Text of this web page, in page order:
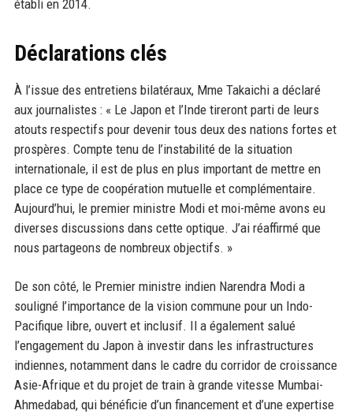
établi en 2014.
Déclarations clés
À l’issue des entretiens bilatéraux, Mme Takaichi a déclaré
aux journalistes : « Le Japon et l’Inde tireront parti de leurs
atouts respectifs pour devenir tous deux des nations fortes et
prospères. Compte tenu de l’instabilité de la situation
internationale, il est de plus en plus important de mettre en
place ce type de coopération mutuelle et complémentaire.
Aujourd’hui, le premier ministre Modi et moi-même avons eu
diverses discussions dans cette optique. J’ai réaffirmé que
nous partageons de nombreux objectifs. »
De son côté, le Premier ministre indien Narendra Modi a
souligné l’importance de la vision commune pour un Indo-
Pacifique libre, ouvert et inclusif. Il a également salué
l’engagement du Japon à investir dans les infrastructures
indiennes, notamment dans le cadre du corridor de croissance
Asie-Afrique et du projet de train à grande vitesse Mumbai-
Ahmedabad, qui bénéficie d’un financement et d’une expertise